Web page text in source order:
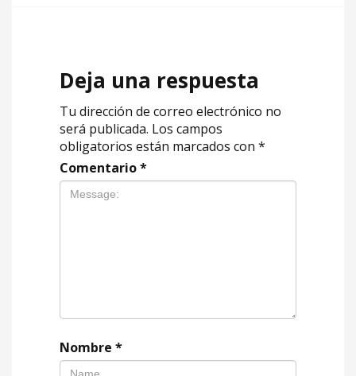
Deja una respuesta
Tu dirección de correo electrónico no
será publicada. Los campos
obligatorios están marcados con *
Comentario*
Nombre *